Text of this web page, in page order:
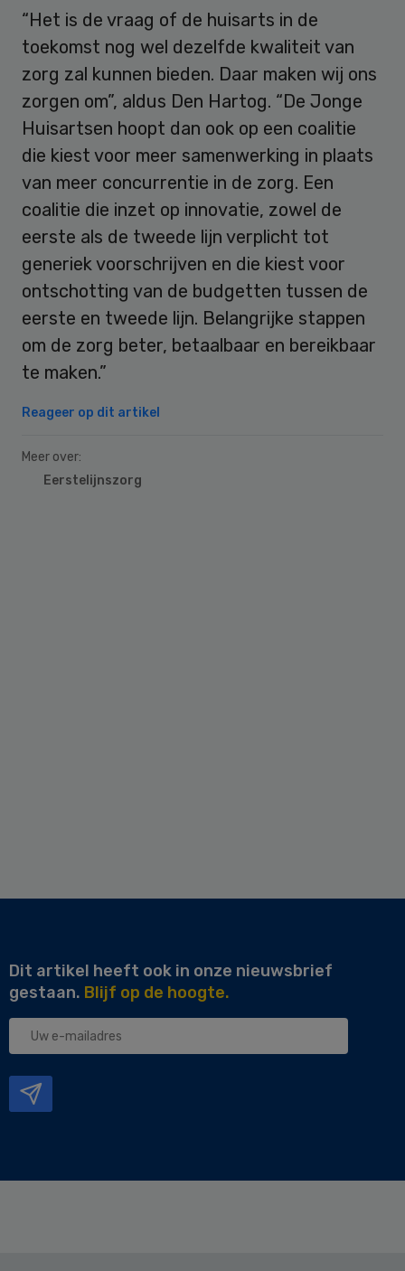
“Het is de vraag of de huisarts in de
toekomst nog wel dezelfde kwaliteit van
zorg zal kunnen bieden. Daar maken wij ons
zorgen om”, aldus Den Hartog. “De Jonge
Huisartsen hoopt dan ook op een coalitie
die kiest voor meer samenwerking in plaats
van meer concurrentie in de zorg. Een
coalitie die inzet op innovatie, zowel de
eerste als de tweede lijn verplicht tot
generiek voorschrijven en die kiest voor
ontschotting van de budgetten tussen de
eerste en tweede lijn. Belangrijke stappen
om de zorg beter, betaalbaar en bereikbaar
te maken.”
Reageer op dit artikel
Meer over:
Eerstelijnszorg
Dit artikel heeft ook in onze nieuwsbrief
gestaan. Blijf op de hoogte.
Uw